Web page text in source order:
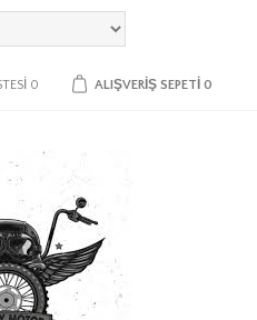
0 ALIŞVERIŞ SEPETI 0